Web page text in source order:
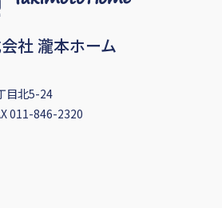
社 瀧本ホーム
目北5-24
011-846-2320